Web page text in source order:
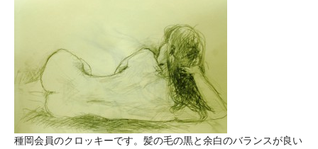
種岡会員のクロッキーです。髪の毛の黒と余白のバランスが良い